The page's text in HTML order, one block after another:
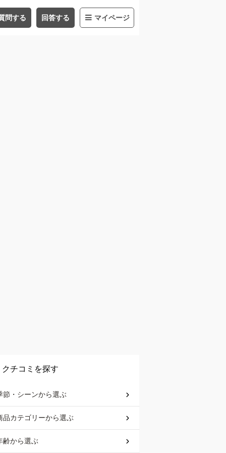
問する 回答する マイページ
クチコミを探す
節・シーンから選ぶ
品カテゴリーから選ぶ
齢から選ぶ